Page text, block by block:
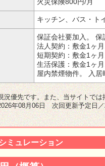
キッチン、バス・ト
保証会社要加入。 保
法人契約：敷金1ヶ
短期契約：敷金1ヶ
生活保護：敷金1ヶ
屋内禁煙物件。
入居
況優先です。また、当サイトで
年08月06日 次回更新予定日／